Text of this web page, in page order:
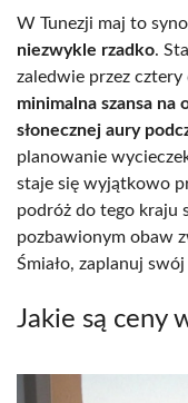
W Tunezji maj to
niezwykle rzadko.
zaledwie przez cztery
minimalna szansa na
słonecznej aury
planowanie
staje się wyjątkowo
podróż do tego kraju
pozbawionym obaw
Śmiało, zaplanuj
Jakie są ceny